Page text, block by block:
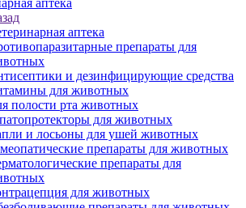
аптека
аптека
препараты для
и дезинфицирующие средства
для животных
полости рта животных
для животных
и лосьоны для ушей животных
препараты для животных
препараты для
для животных